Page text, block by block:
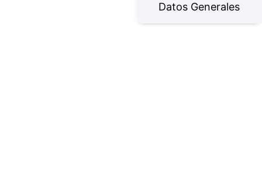
Datos Generales